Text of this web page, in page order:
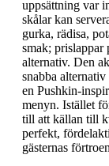
uppsättning var
skålar kan
gurka, rädisa,
smak; prislappar
alternativ. Den
snabba
en Pushkin-
menyn. Istället
till att källan till
perfekt,
gästernas